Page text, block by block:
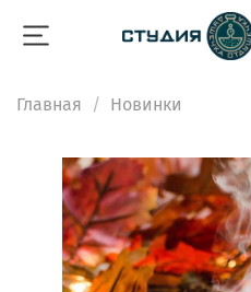
Главная Новинки